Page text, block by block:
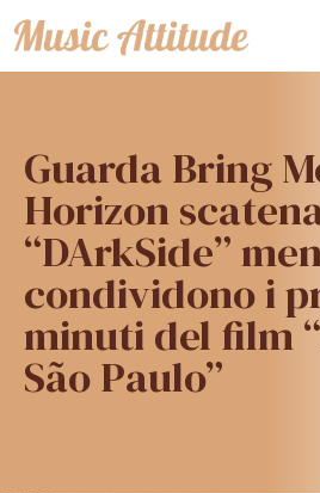
Vai
al
Guarda Bring
Horizon
“DArkSide”
condividono i
minuti del film
São Paulo”